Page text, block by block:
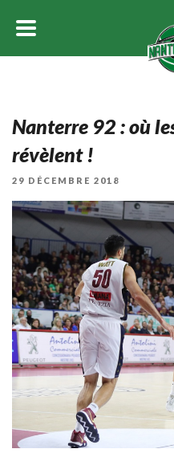
Nanterre 92 : où
révèlent !
PUBLIÉ
29 DÉCEMBRE 2018